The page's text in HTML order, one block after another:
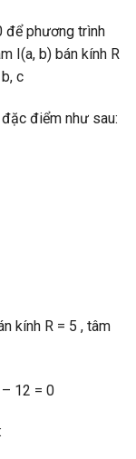
để phương trình
I(a, b) bán kính R
c
điểm như sau:
kính R = 5 , tâm
12 = 0